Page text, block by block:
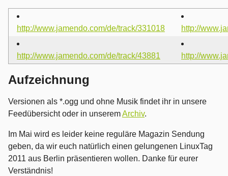
http://www.jamendo.com/de/track/331018 http://
http://www.jamendo.com/de/track/43881 http://
Aufzeichnung
Versionen als *.ogg und ohne Musik findet ihr in unsere
Feedübersicht oder in unseremArchiv.
Im Mai wird es leider keine reguläre Magazin Sendung
geben, da wir euch natürlich einen gelungenen LinuxTag
2011 aus Berlin präsentieren wollen. Danke für eurer
Verständnis!